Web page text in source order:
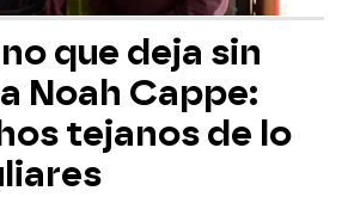
que deja sin
Noah Cappe:
tejanos de lo